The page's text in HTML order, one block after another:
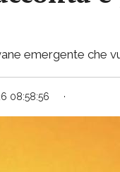
emergente che
08:58:56